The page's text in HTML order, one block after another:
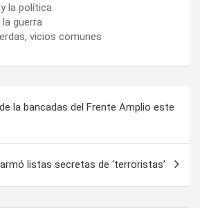
la política
la guerra
vicios comunes
la bancadas del Frente Amplio este
listas secretas de ‘terroristas’